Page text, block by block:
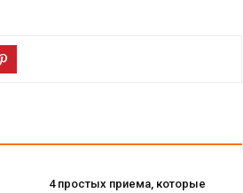
4 простых приема, которые